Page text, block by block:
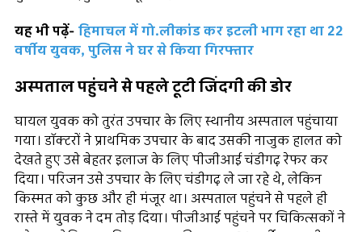
यह भी पढ़ें- हिमाचल में गो.लीकांड कर इटली भाग रहा था 22
वर्षीय युवक, पुलिस ने घर से किया गिरफ्तार
अस्पताल पहुंचने से पहले टूटी जिंदगी की डोर
घायल युवक को तुरंत उपचार के लिए स्थानीय अस्पताल पहुंचाया
गया। डॉक्टरों ने प्राथमिक उपचार के बाद उसकी नाजुक हालत को
देखते हुए उसे बेहतर इलाज के लिए पीजीआई चंडीगढ़ रेफर कर
दिया। परिजन उसे उपचार के लिए चंडीगढ़ ले जा रहे थे, लेकिन
किस्मत को कुछ और ही मंजूर था। अस्पताल पहुंचने से पहले ही
रास्ते में युवक ने दम तोड़ दिया। पीजीआई पहुंचने पर चिकित्सकों ने